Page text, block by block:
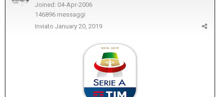
Joined: 04-Apr-2006
146896 messaggi
Inviato January 20, 2019